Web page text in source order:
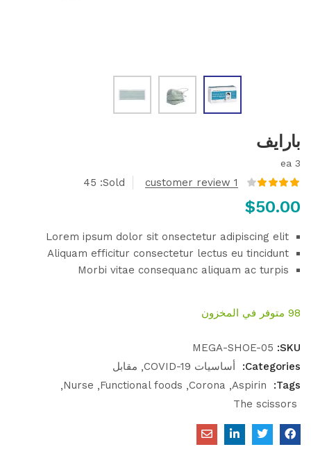
بارايف
3 ea
بـ4.00
من
5 بناءً على
واحد
1
Sold:
45
$50.00
Lorem ipsum dolor sit onsectetur adipiscing elit
Aliquam efficitur consectetur lectus eu tincidunt
Morbi vitae consequanc aliquam ac turpis
98 متوفر في المخزون
SKU:
MEGA-SHOE-05
Categories:
أساسيات COVID-19
مقابل
Tags:
Aspirin
Corona
Functional foods
Nurse
The scissors